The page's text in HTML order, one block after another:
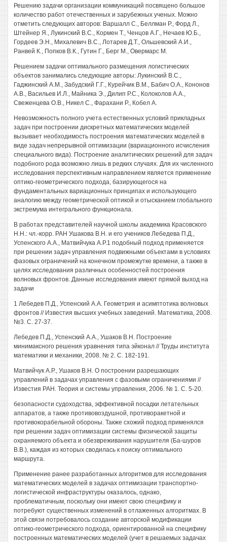
Решению задачи организации коммуникаций посвящено большое
количество работ отечественных и зарубежных ученых. Можно
отметить следующих авторов: Варшалл С., Беллман Р., Форд Л.,
Штейнер Я., Лукинский B.C., Кормен Т., Ченцов А.Г., Нечаев Ю.Б.,
Гордеев Э.Н., Михалевич B.C., Лотарев Д.Т., Ольшевский А.И.,
Ранвей К., Попков В.К., Гутин Г., Берг М., Овермарс М.
Решением задачи оптимального размещения логистических
объектов занимались следующие авторы: Лукинский B.C.,
Гаджинский A.M., Забудский Г.Г., Курейчик В.М., Бабич O.A., Кононов
A.B., Васильев И.Л., Майника Э., Дилип P.C., Колоколов A.A.,
Свеженцева О.В., Никел С., Фарахани Р., Кобел А.
Невозможность полного учета естественных условий прикладных
задач при построении дискретных математических моделей
вызывает необходимость построения математических моделей в
виде задач непрерывной оптимизации (вариационного исчисления
специального вида). Построение аналитических решений для задач
подобного рода возможно лишь в редких случаях. Для их численного
исследования перспективным направлением является применение
оптико-геометрического подхода, базирующегося на
фундаментальных вариационных принципах и использующего
аналогию между геометрической оптикой и отысканием глобального
экстремума интегрального функционала.
В работах представителей научной школы академика Красовского
H.H.: чл.-корр. РАН Ушакова В.Н. и его учеников Лебедева П.Д.,
Успенского A.A., Матвийчука А.Р.1 подобный подход применяется
при решении задач управления подвижными объектами в условиях
фазовых ограничений на конечном промежутке времени, а также в
целях исследования различных особенностей построения
волновых фронтов. Данные исследования имеют прямой выход на
задачи
1 Лебедев П.Д., Успенский A.A. Геометрия и асимптотика волновых
фронтов // Известия высших учебных заведений. Математика, 2008.
№3. С. 27-37.
Лебедев П.Д., Успенский A.A., Ушаков В.Н. Построение
минимаксного решения уравнения типа эйконал // Труды института
математики и механики, 2008. № 2. С. 182-191.
Матвийчук А.Р., Ушаков В.Н. О построении разрешающих
управлений в задачах управления с фазовыми ограничениями //
Известия РАН. Теория и системы управления, 2006. № 1. С. 5-20.
безопасности судоходства, эффективной посадки летательных
аппаратов, а также противовоздушной, противоракетной и
противокорабельной обороны. Также схожий подход применялся
при решении задач оптимизации системы физической защиты
охраняемого объекта и обезвреживания нарушителя (Ба-шуров
В.В.), каждая из которых сводилась к поиску оптимального
маршрута.
Применение ранее разработанных алгоритмов для исследования
математических моделей в задачах оптимизации транспортно-
логистической инфраструктуры оказалось, однако,
проблематичным, поскольку они имеют свою специфику и
потребуют существенных изменений в отлаженных алгоритмах. В
этой связи потребовалось создание авторской модификации
оптико-геометрического подхода, ориентированной на специфику
построенных математических моделей (учет в решаемых задачах